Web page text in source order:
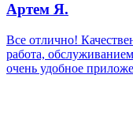
Артем Я.
Все отлично!
работа,
очень удобное